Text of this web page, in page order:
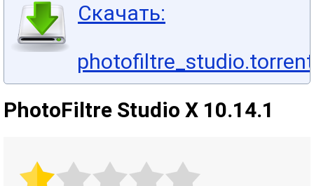
Скачать:
photofiltre_studio.torrent
PhotoFiltre Studio X 10.14.1